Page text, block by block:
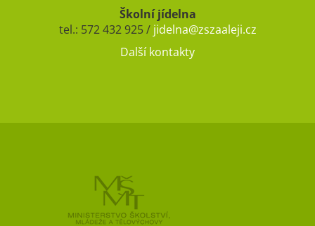
Školní jídelna
tel.: 572 432 925 / jidelna@zszaaleji.cz
Další kontakty